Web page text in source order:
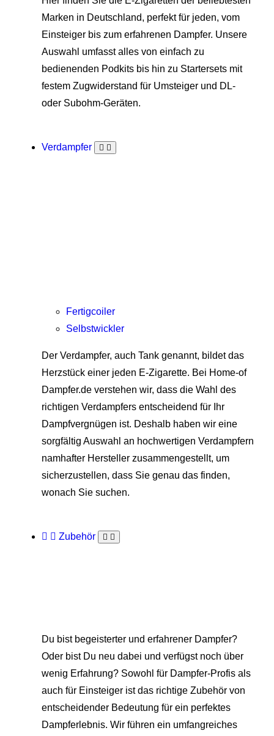
Marken in Deutschland, perfekt für jeden, vom
Einsteiger bis zum erfahrenen Dampfer. Unsere
Auswahl umfasst alles von einfach zu
bedienenden Podkits bis hin zu Startersets mit
festem Zugwiderstand für Umsteiger und DL-
oder Subohm-Geräten.
Verdampfer
Fertigcoiler
Selbstwickler
Der Verdampfer, auch Tank genannt, bildet das
Herzstück einer jeden E-Zigarette. Bei Home-of
Dampfer.de verstehen wir, dass die Wahl des
richtigen Verdampfers entscheidend für Ihr
Dampfvergnügen ist. Deshalb haben wir eine
sorgfältig Auswahl an hochwertigen Verdampfern
namhafter Hersteller zusammengestellt, um
sicherzustellen, dass Sie genau das finden,
wonach Sie suchen.
Zubehör
Du bist begeisterter und erfahrener Dampfer?
Oder bist Du neu dabei und verfügst noch über
wenig Erfahrung? Sowohl für Dampfer-Profis als
auch für Einsteiger ist das richtige Zubehör von
entscheidender Bedeutung für ein perfektes
Dampferlebnis. Wir führen ein umfangreiches